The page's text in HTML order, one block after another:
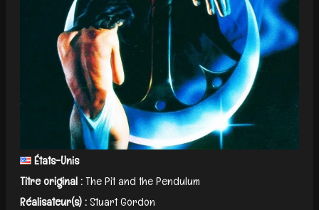
États-Unis
Titre original :The Pit and the Pendulum
Réalisateur(s) :Stuart Gordon